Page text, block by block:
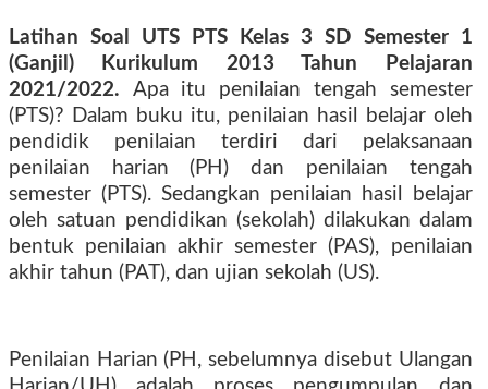
Latihan Soal UTS PTS Kelas 3 SD Semester 1
(Ganjil)
Kurikulum 2013 Tahun Pelajaran
2021/2022. Apa itu
penilaian tengah semester
(PTS)? Dalam buku itu, penilaian hasil belajar oleh
pendidik penilaian terdiri dari pelaksanaan
penilaian harian (PH) dan penilaian tengah
semester (PTS). Sedangkan penilaian hasil belajar
oleh satuan pendidikan (sekolah) dilakukan dalam
bentuk penilaian akhir semester (PAS), penilaian
akhir tahun (PAT), dan ujian sekolah (US).
Penilaian Harian (PH, sebelumnya disebut Ulangan